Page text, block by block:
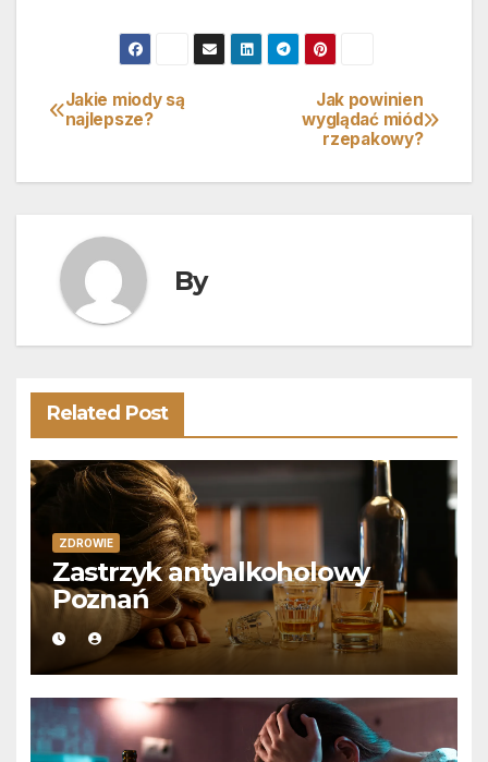
Nawigacja
Jak powinien
wyglądać miód
rzepakowy?
Jakie miody są
najlepsze?
By
Related Post
ZDROWIE
Zastrzyk antyalkoholowy
Poznań